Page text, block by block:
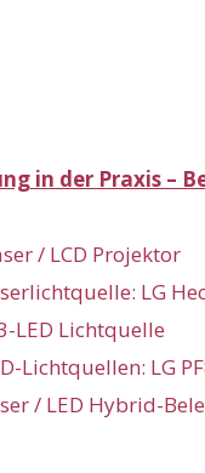
in der Praxis –
/ LCD Projektor
LG
LED Lichtquelle
Lichtquellen: LG
/ LED Hybrid-